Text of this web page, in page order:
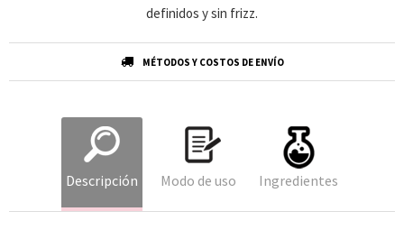
definidos y sin frizz.
MÉTODOS Y COSTOS DE ENVÍO
Descripción Modo de uso Ingredientes